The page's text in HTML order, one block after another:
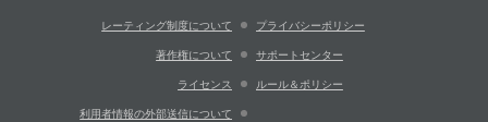
レーティング制度について プライバシーポリシー
著作権について サポートセンター
ライセンス ルール＆ポリシー
利用者情報の外部送信について